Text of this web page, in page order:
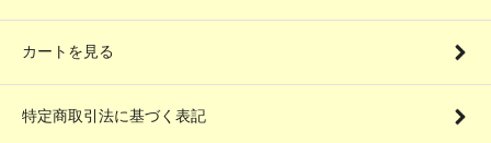
カートを見る
特定商取引法に基づく表記